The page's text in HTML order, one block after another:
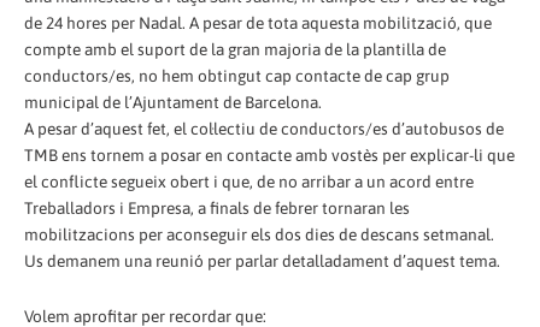
de 24 hores per Nadal. A pesar de tota aquesta mobilització, que
compte amb el suport de la gran majoria de la plantilla de
conductors/es, no hem obtingut cap contacte de cap grup
municipal de l’Ajuntament de Barcelona.
A pesar d’aquest fet, el col·lectiu de conductors/es d’autobusos de
TMB ens tornem a posar en contacte amb vostès per explicar-li que
el conflicte segueix obert i que, de no arribar a un acord entre
Treballadors i Empresa, a finals de febrer tornaran les
mobilitzacions per aconseguir els dos dies de descans setmanal.
Us demanem una reunió per parlar detalladament d’aquest tema.
Volem aprofitar per recordar que: